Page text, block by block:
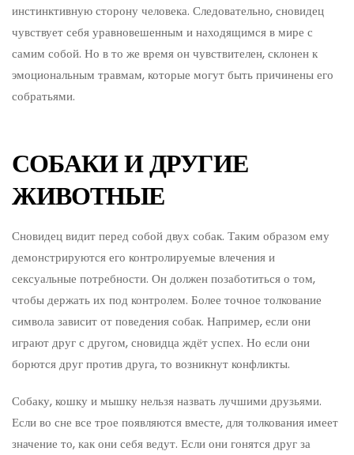
инстинктивную сторону человека. Следовательно, сновидец
чувствует себя уравновешенным и находящимся в мире с
самим собой. Но в то же время он чувствителен, склонен к
эмоциональным травмам, которые могут быть причинены его
собратьями.
СОБАКИ И ДРУГИЕ
ЖИВОТНЫЕ
Сновидец видит перед собой двух собак. Таким образом ему
демонстрируются его контролируемые влечения и
сексуальные потребности. Он должен позаботиться о том,
чтобы держать их под контролем. Более точное толкование
символа зависит от поведения собак. Например, если они
играют друг с другом, сновидца ждёт успех. Но если они
борются друг против друга, то возникнут конфликты.
Собаку, кошку и мышку нельзя назвать лучшими друзьями.
Если во сне все трое появляются вместе, для толкования имеет
значение то, как они себя ведут. Если они гонятся друг за